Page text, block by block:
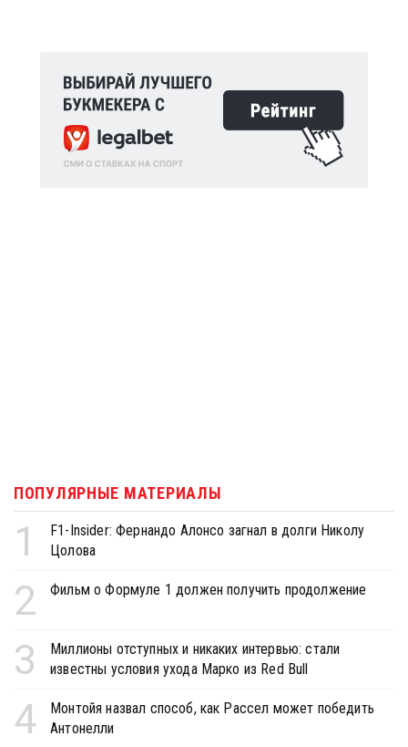
ПОПУЛЯРНЫЕ МАТЕРИАЛЫ
1
F1-Insider: Фернандо Алонсо загнал в долги Николу
Цолова
2 Фильм о Формуле 1 должен получить продолжение
3
Миллионы отступных и никаких интервью: стали
известны условия ухода Марко из Red Bull
4
Монтойя назвал способ, как Рассел может победить
Антонелли